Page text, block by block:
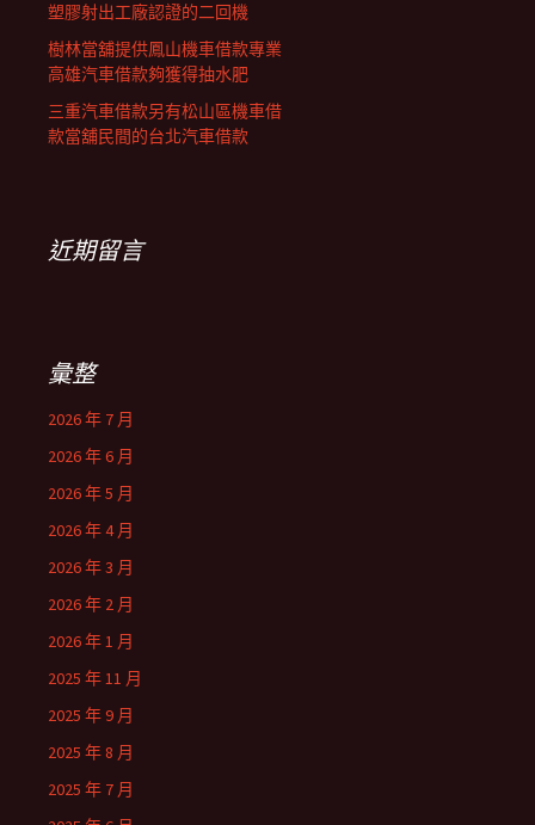
塑膠射出工廠認證的二回機
樹林當舖提供鳳山機車借款專業
高雄汽車借款夠獲得抽水肥
三重汽車借款另有松山區機車借
款當舖民間的台北汽車借款
近期留言
彙整
2026 年 7 月
2026 年 6 月
2026 年 5 月
2026 年 4 月
2026 年 3 月
2026 年 2 月
2026 年 1 月
2025 年 11 月
2025 年 9 月
2025 年 8 月
2025 年 7 月